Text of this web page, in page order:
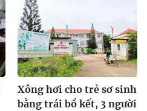
Xông hơi cho trẻ sơ sinh
bằng trái bồ kết, 3 người